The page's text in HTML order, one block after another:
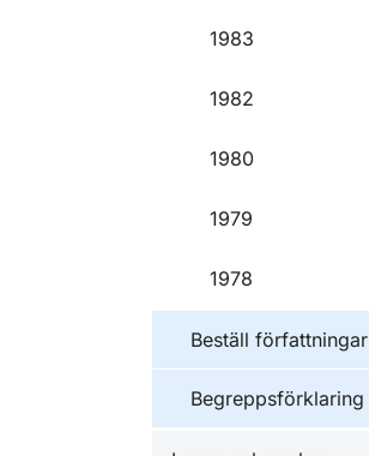
1983
1982
1980
1979
1978
Beställ författningar
Begreppsförklaring